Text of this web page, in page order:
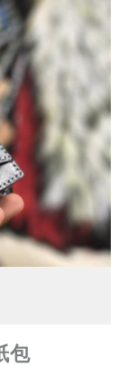
包